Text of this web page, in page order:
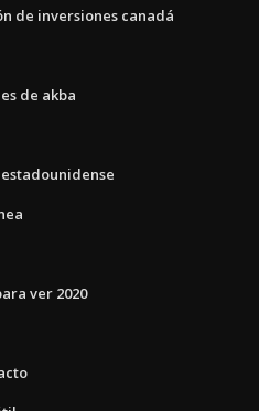
de inversiones canadá
de akba
ver 2020